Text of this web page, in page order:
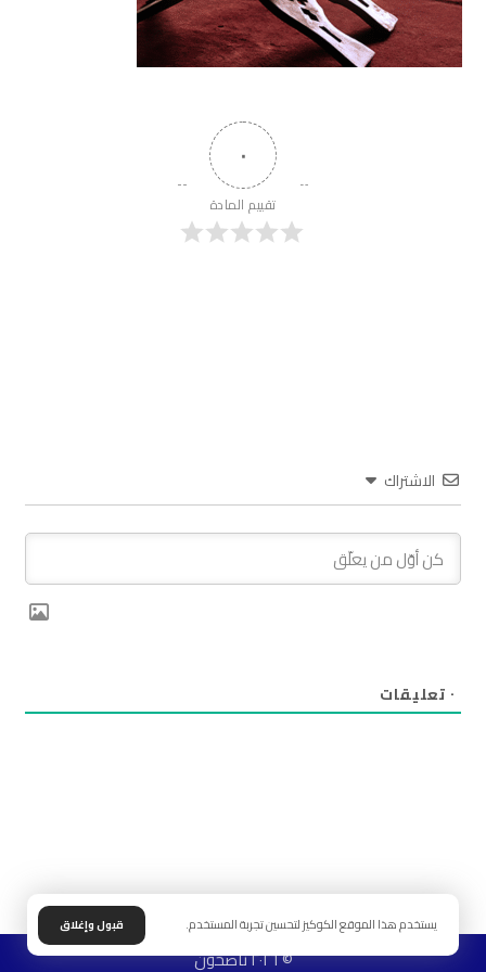
٠
تقييم المادة
الاشتراك
٠ تعليقات
© ٢٠٢٦ ناصحون
يستخدم هذا الموقع الكوكيز لتحسين تجربة المستخدم. قبول وإغلاق